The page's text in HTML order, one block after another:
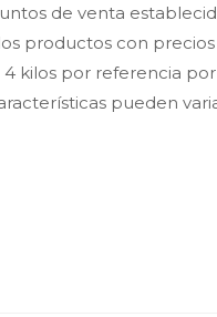
de venta
productos con
kilos por referencia
pueden